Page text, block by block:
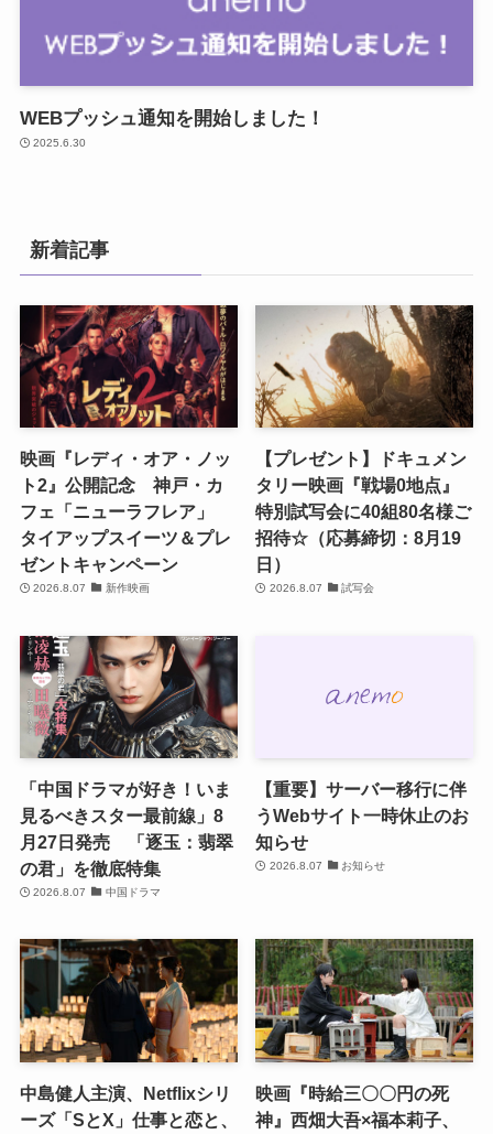
WEBプッシュ通知を開始しました！
2025.6.30
新着記事
映画『レディ・オア・ノッ
ト2』公開記念 神戸・カ
フェ「ニューラフレア」
タイアップスイーツ＆プレ
ゼントキャンペーン
2026.8.07 新作映画
【プレゼント】ドキュメン
タリー映画『戦場0地点』
特別試写会に40組80名様ご
招待☆（応募締切：8月19
日）
2026.8.07 試写会
「中国ドラマが好き！いま
見るべきスター最前線」8
月27日発売 「逐玉：翡翠
の君」を徹底特集
2026.8.07 中国ドラマ
【重要】サーバー移行に伴
うWebサイト一時休止のお
知らせ
2026.8.07 お知らせ
中島健人主演、Netflixシリ
ーズ「SとX」仕事と恋と、
映画『時給三〇〇円の死
神』西畑大吾×福本莉子、